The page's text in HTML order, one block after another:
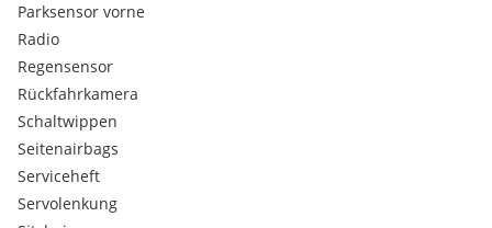
Lederlenkrad
elektr. Parkbremse
Reifendruckkontrolle
E10 geeignet
Rückfahrkamera
Sonnenschutzverglasung
Waschwasseranzeige
Scheinwerferreinigungsanlage
Wegfahrsperre
Parksensor vorne
Radio
Regensensor
Rückfahrkamera
Schaltwippen
Seitenairbags
Serviceheft
Servolenkung